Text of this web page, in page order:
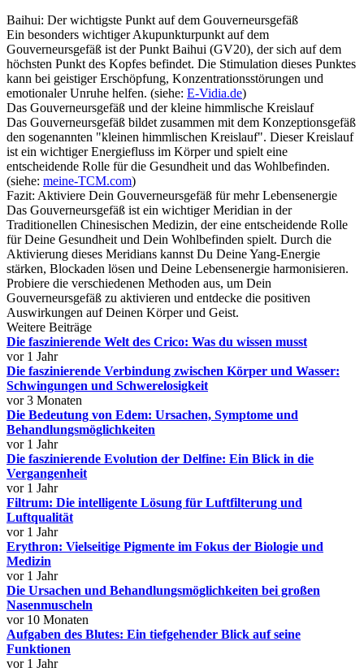
Baihui: Der wichtigste Punkt auf dem Gouverneursgefäß
Ein besonders wichtiger Akupunkturpunkt auf dem
Gouverneursgefäß ist der Punkt Baihui (GV20), der sich auf dem
höchsten Punkt des Kopfes befindet. Die Stimulation dieses Punktes
kann bei geistiger Erschöpfung, Konzentrationsstörungen und
emotionaler Unruhe helfen. (siehe: E-Vidia.de)
Das Gouverneursgefäß und der kleine himmlische Kreislauf
Das Gouverneursgefäß bildet zusammen mit dem Konzeptionsgefäß
den sogenannten "kleinen himmlischen Kreislauf". Dieser Kreislauf
ist ein wichtiger Energiefluss im Körper und spielt eine
entscheidende Rolle für die Gesundheit und das Wohlbefinden.
(siehe: meine-TCM.com)
Fazit: Aktiviere Dein Gouverneursgefäß für mehr Lebensenergie
Das Gouverneursgefäß ist ein wichtiger Meridian in der
Traditionellen Chinesischen Medizin, der eine entscheidende Rolle
für Deine Gesundheit und Dein Wohlbefinden spielt. Durch die
Aktivierung dieses Meridians kannst Du Deine Yang-Energie
stärken, Blockaden lösen und Deine Lebensenergie harmonisieren.
Probiere die verschiedenen Methoden aus, um Dein
Gouverneursgefäß zu aktivieren und entdecke die positiven
Auswirkungen auf Deinen Körper und Geist.
Weitere Beiträge
Die faszinierende Welt des Crico: Was du wissen musst
vor 1 Jahr
Die faszinierende Verbindung zwischen Körper und Wasser:
Schwingungen und Schwerelosigkeit
vor 3 Monaten
Die Bedeutung von Edem: Ursachen, Symptome und
Behandlungsmöglichkeiten
vor 1 Jahr
Die faszinierende Evolution der Delfine: Ein Blick in die
Vergangenheit
vor 1 Jahr
Filtrum: Die intelligente Lösung für Luftfilterung und
Luftqualität
vor 1 Jahr
Erythron: Vielseitige Pigmente im Fokus der Biologie und
Medizin
vor 1 Jahr
Die Ursachen und Behandlungsmöglichkeiten bei großen
Nasenmuscheln
vor 10 Monaten
Aufgaben des Blutes: Ein tiefgehender Blick auf seine
Funktionen
vor 1 Jahr